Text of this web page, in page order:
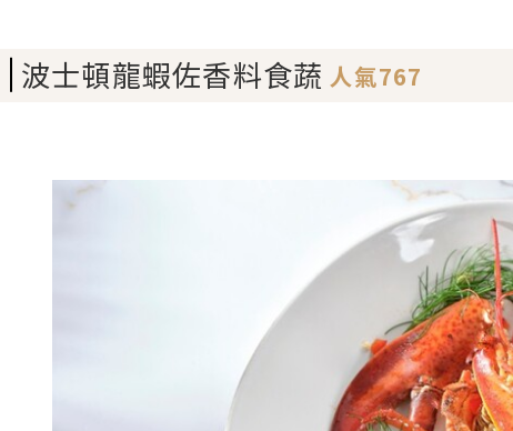
波士頓龍蝦佐香料食蔬 人氣767